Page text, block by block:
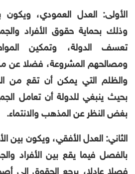
الأولى: العدل العمودي، ويكون
وذلك بحماية حقوق الأفراد
تعسف الدولة، وتمكين
ومصالحهم المشروعة، فضلا عن
والظلم التي يمكن أن تقع من
بحيث ينبغي للدولة أن تعامل
بغض النظر عن المذهب والانتماء.
الثاني: العدل الأفقي، ويكون بين
بالفصل فيما يقع بين الأفراد